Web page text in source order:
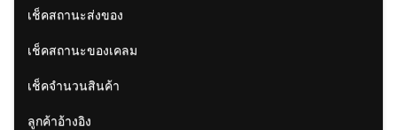
เช็คสถานะส่งของ
เช็คสถานะของเคลม
เช็คจำนวนสินค้า
ลูกค้าอ้างอิง